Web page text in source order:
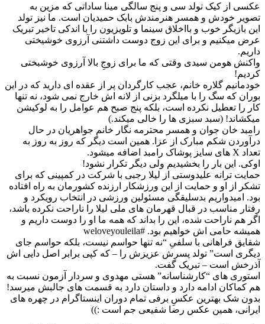
عکسی از کیک تولد سی و پنج سالگی مینا ساداتی که مزین به
تصویر خودش و همسر هنرمندش بابک حمیدیان است. ما نیز تولد
این بازیگر خوب و بااخلاق سینما و تلویزیون را با اندکی تاخیر تبریک
عرض میکنیم و برای این زوج دوست داشتنی آرزوی خوشیختی
داریم.
واکنش هومن سیدی وقتی که ما برای زوجِ بالا آرزوی خوشبختی
کردیم!
خودمانیم گلاره خانم، عجب کارگردان پر از عقده ای دارید که در این
بوران که سگ را با میلگرد بزنی از لانه اش خارج نمی شود، نه تنها
کار را تعطیل نکرده است، بلکه پنج صبح هم عوامل را به لوکیشن
میکشاند! (سبد سبزی ها را خالی میکند.)
رامبد خان جوان و همسر محترمه نگار خانم جواهریان در حال
درآوردن شکم مبارک از عزا. همین است دیگر که روز به روز به
تعداد X های سایز پوشاک رامبد اضافه میشود.
اوکی. این بار را بخشیدیم ولی دیگر تکرار نشود!
حمایت ترانه علیدوستی از لیلا رجبی با شرکت در کمپینی که برای
تشکر از او و حمایت از این ورزشکار ارزنده کشورمان به راه افتاده
بود. امیدواریم بدسلیقگی مسئولین ورزشی در انتخاب رویکرد و
رفتار مناسب در قبال قهرمان های ملی لیلا را ناراحت نکرده باشد،
اگر هم ناراحت شده، این را بداند که همه ما او را دوست داریم و
همیشه حامی اش خواهیم بود. #weloveyouleila
شقایق فراهانی با سلفیِ “نه تنها حواسم نیست، بلکه حواسم جای
دیگری است” تولد پسرش عزیزش را – که کپی برابر اصل دایی اش
آذرخش است – تبریک گفت.
استوری های “کارشناسانه” هستی مهدوی و سردار آزمون نسبت به
هم کماکان ادامه دارد و داستان دارد به قسمت های جالبش میرسد!
بدون شک بهترین عکسِ برفی تمام دوران اینستاگرام در چهره های
ایرانی، همین عکس رضا شفیعی جم است :))